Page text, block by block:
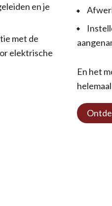
en je
met de
elektrische
En het